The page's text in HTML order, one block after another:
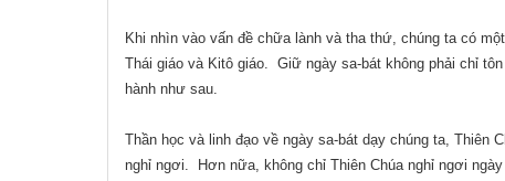
Khi nhìn vào vấn đề chữa lành và tha thứ, chúng ta có
Thái giáo và Kitô giáo. Giữ ngày sa-bát không phải chỉ
hành như sau.
Thần học và linh đạo về ngày sa-bát dạy chúng ta, Thiên
nghỉ ngơi.
Hơn nữa, không chỉ Thiên Chúa nghỉ ngơi